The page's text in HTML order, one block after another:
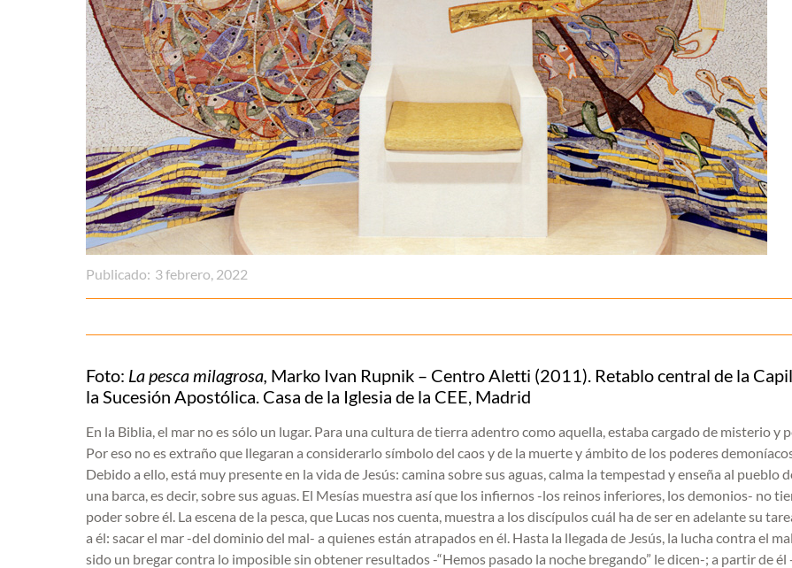
Publicado: 3 febrero, 2022
Foto: La pesca milagrosa, Marko Ivan Rupnik – Centro Aletti (2011). Retablo central de la
la Sucesión Apostólica. Casa de la Iglesia de la CEE, Madrid
En la Biblia, el mar no es sólo un lugar. Para una cultura de tierra adentro como aquella, estaba cargado de misterio y
Por eso no es extraño que llegaran a considerarlo símbolo del caos y de la muerte y ámbito de los poderes
Debido a ello, está muy presente en la vida de Jesús: camina sobre sus aguas, calma la tempestad y enseña al pueblo
una barca, es decir, sobre sus aguas. El Mesías muestra así que los infiernos -los reinos inferiores, los demonios- no
poder sobre él. La escena de la pesca, que Lucas nos cuenta, muestra a los discípulos cuál ha de ser en adelante su
a él: sacar el mar -del dominio del mal- a quienes están atrapados en él. Hasta la llegada de Jesús, la lucha contra el
sido un bregar contra lo imposible sin obtener resultados -“Hemos pasado la noche bregando” le dicen-; a partir de él